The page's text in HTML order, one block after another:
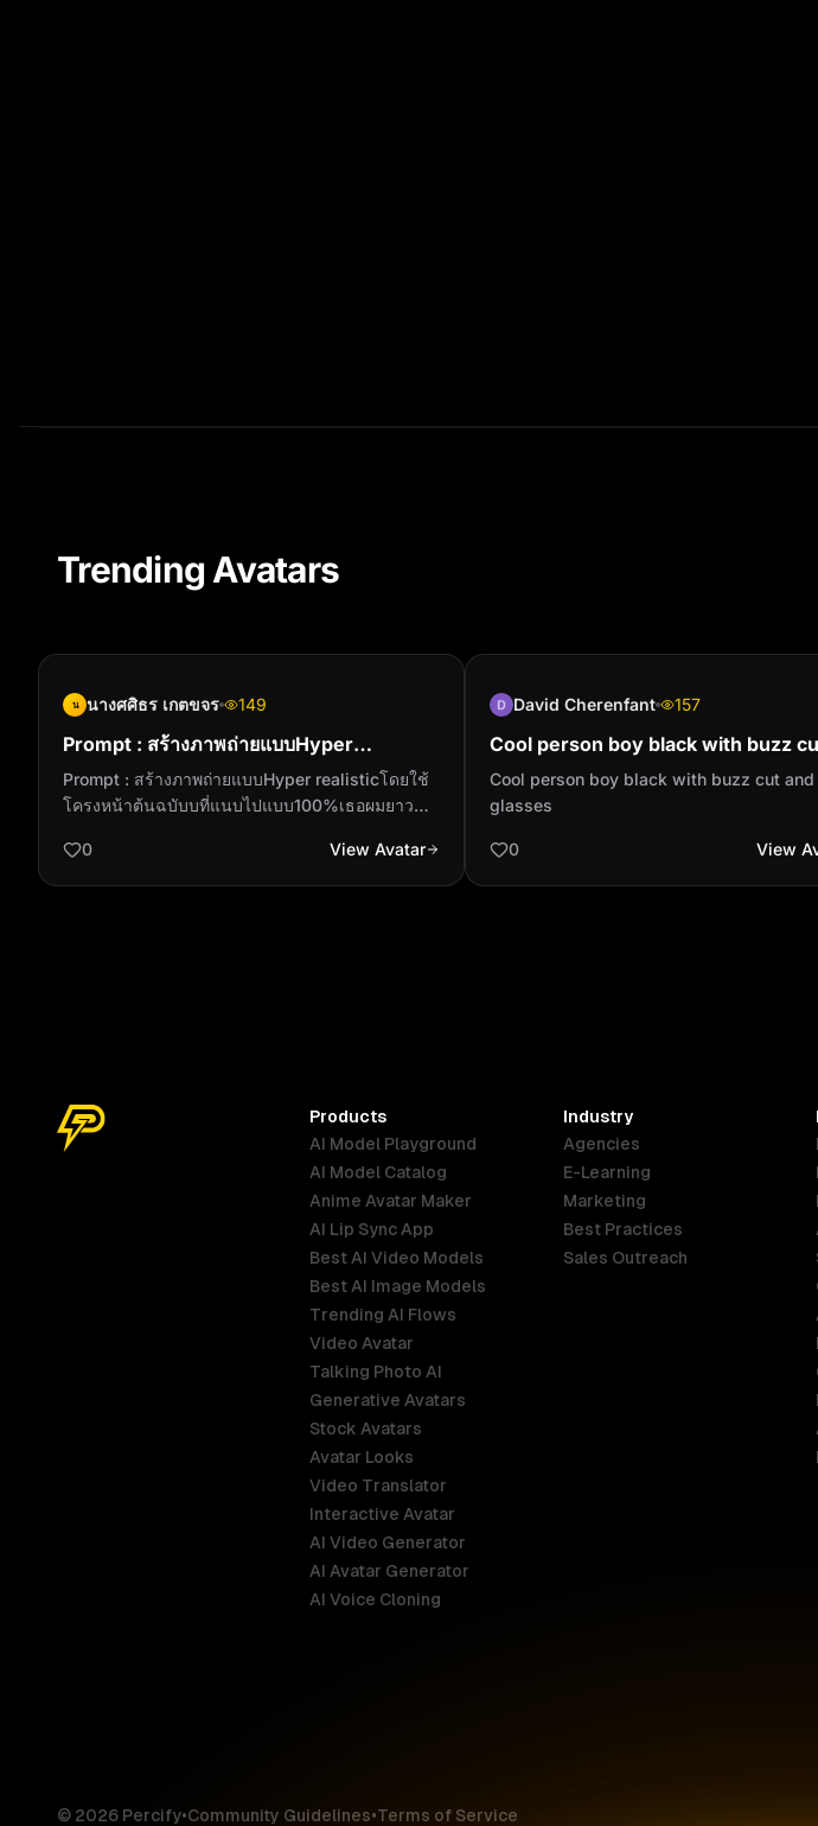
Trending Avatars
น นางศศิธร เกตขจร 149
Prompt : สร้างภาพถ่ายแบบHyper
realisticโดยใช้โครงหน้าต้นฉบับบที่แนบไป
แบบ100%เธอผมยาวตรงสีน้ำตาลคาราเ...
Prompt : สร้างภาพถ่ายแบบHyper realisticโดยใช้
โครงหน้าต้นฉบับบที่แนบไปแบบ100%เธอผมยาว
สลวยเงางาม เส้นผมบางเส้นพลิ้วปกคลุมบนใบหน้า
ริมฝีปากของเธอเป็นสีนู๊ดส้มคุณหนูให้ความรู้สึกสวย
0 View Avatar
David Cherenfant 157
Cool person boy black with buzz cut and
glasses
Cool person boy black with buzz cut and
glasses
0 View
Products
AI Model Playground
AI Model Catalog
Anime Avatar Maker
AI Lip Sync App
Best AI Video Models
Best AI Image Models
Trending AI Flows
Video Avatar
Talking Photo AI
Generative Avatars
Stock Avatars
Avatar Looks
Video Translator
Interactive Avatar
AI Video Generator
AI Avatar Generator
AI Voice Cloning
Industry
Agencies
E-Learning
Marketing
Best Practices
Sales Outreach
© 2026 Percify•Community Guidelines•Terms of Service
English
Brazil
Germany
France